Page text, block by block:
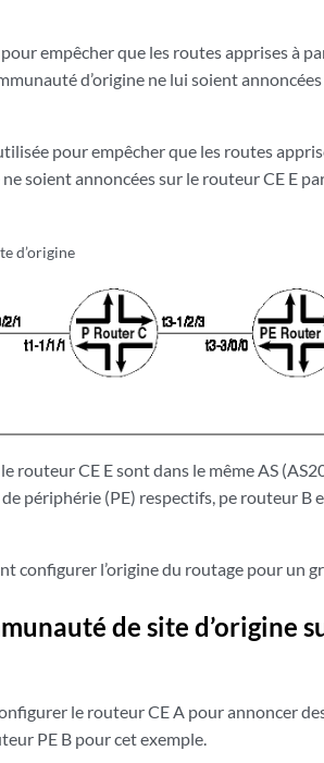
empêcher que les routes apprises à
d’origine ne lui soient
pour empêcher que les routes
soient annoncées sur le routeur CE E par
d’origine
routeur CE E sont dans le même AS
périphérie (PE) respectifs, pe routeur B
configurer l’origine du routage pour un
de site d’origine
le routeur CE A pour annoncer
PE B pour cet exemple.